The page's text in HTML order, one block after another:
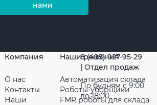
нами
Компания
О нас
Контакты
Наши
Наши решения
Автоматизация склада
Роботы-уборщики
FMR роботы для склада
8 (495) 927-95-29
| Отдел продаж
По будням с 9:00
до 18:00